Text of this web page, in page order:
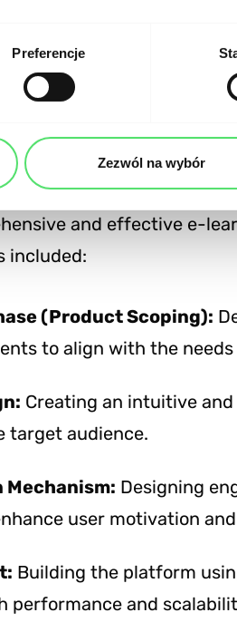
Preferencje
Zezwól na wybór
for several key
and effective e-
included:
(Product Scoping):
to align with the
Creating an intuitive
target audience.
Designing
user motivation
Building the platform
performance and